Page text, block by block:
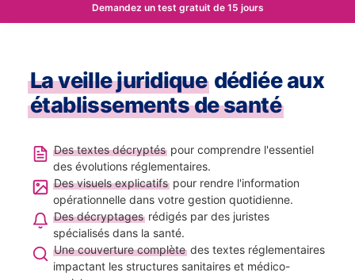
Demandez un test gratuit de 15 jours
La veille juridique dédiée aux
établissements de santé
Des textes décryptéspour comprendre l'essentiel
des évolutions réglementaires.
Des visuels explicatifspour rendre l'information
opérationnelle dans votre gestion quotidienne.
Des décryptagesrédigés par des juristes
spécialisés dans la santé.
Une couverture complètedes textes réglementaires
impactant les structures sanitaires et médico-